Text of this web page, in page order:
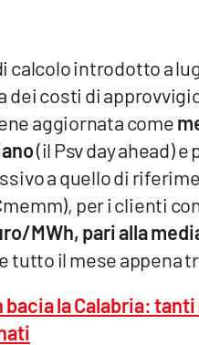
calcolo introdotto a
dei costi di
aggiornata come
(il Psv day ahead)
a quello di
per i clienti
MWh, pari alla
tutto il mese appena
bacia la Calabria: